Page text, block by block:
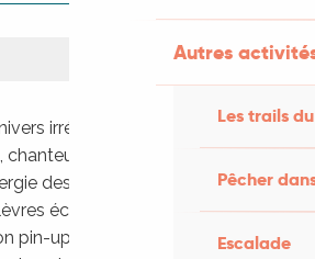
Autres
Les trails
Pêcher
Escalade
Plongez dans l’univers irrésistiblement rétro de
, chanteuse swing incarnant
des années 40 à 50. En jupe
écarlate et coiffure
pin-up, ou en rousse